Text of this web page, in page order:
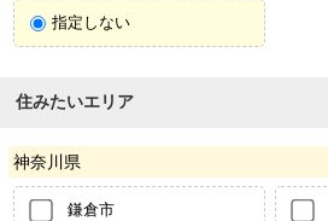
指定しない
住みたいエリア
神奈川県
鎌倉市